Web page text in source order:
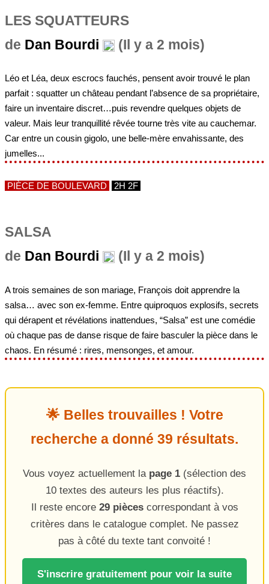
LES SQUATTEURS
de Dan Bourdi (Il y a 2 mois)
Léo et Léa, deux escrocs fauchés, pensent avoir trouvé le plan
parfait : squatter un château pendant l’absence de sa propriétaire,
faire un inventaire discret…puis revendre quelques objets de
valeur. Mais leur tranquillité rêvée tourne très vite au cauchemar.
Car entre un cousin gigolo, une belle-mère envahissante, des
jumelles...
PIÈCE DE BOULEVARD 2H 2F
SALSA
de Dan Bourdi (Il y a 2 mois)
A trois semaines de son mariage, François doit apprendre la
salsa… avec son ex-femme. Entre quiproquos explosifs, secrets
qui dérapent et révélations inattendues, “Salsa” est une comédie
où chaque pas de danse risque de faire basculer la pièce dans le
chaos. En résumé : rires, mensonges, et amour.
🌟 Belles trouvailles ! Votre
recherche a donné 39 résultats.
Vous voyez actuellement la page 1 (sélection des
10 textes des auteurs les plus réactifs).
Il reste encore 29 piècescorrespondant à vos
critères dans le catalogue complet. Ne passez
pas à côté du texte tant convoité !
S'inscrire gratuitement pour voir la suite